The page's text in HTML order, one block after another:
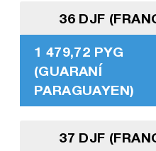
36 DJF
1 479,72 PYG
(GUARANÍ
PARAGUAYEN)
37 DJF